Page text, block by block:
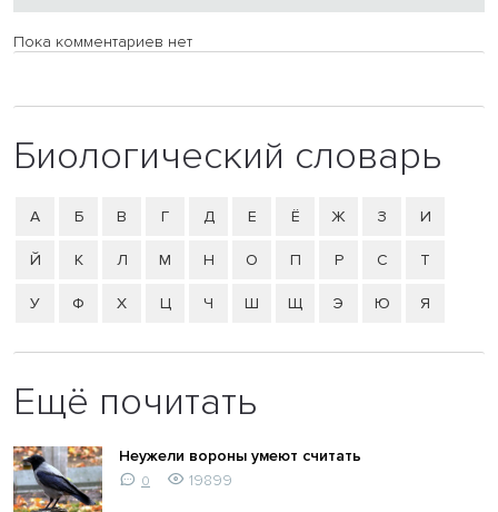
Пока комментариев нет
Биологический словарь
А Б В Г Д Е Ё Ж З И
Й К Л М Н О П Р С Т
У Ф Х Ц Ч Ш Щ Э Ю Я
Ещё почитать
Неужели вороны умеют считать
0 19899